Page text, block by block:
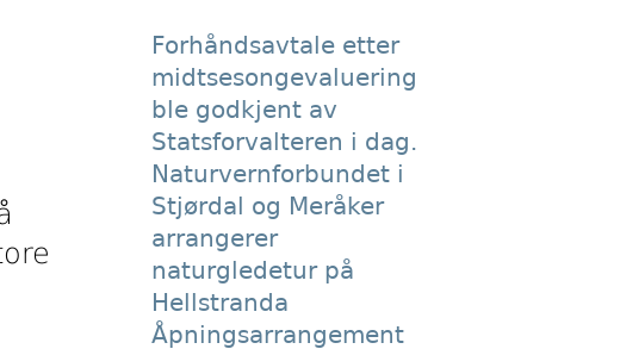
Forhåndsavtale etter
midtsesongevaluering
ble godkjent av
Statsforvalteren i dag.
Naturvernforbundet i
Stjørdal og Meråker
arrangerer
naturgledetur på
Hellstranda
Åpningsarrangement